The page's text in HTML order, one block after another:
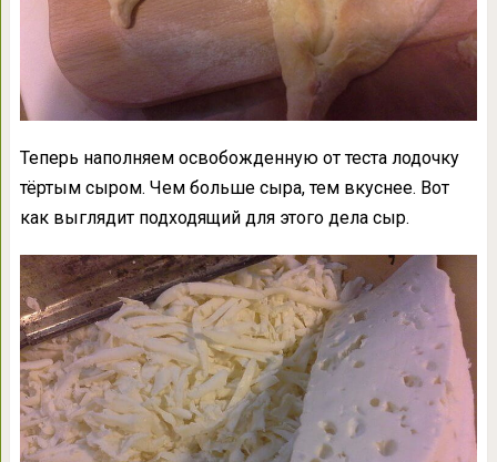
Теперь наполняем освобожденную от теста лодочку
тёртым сыром. Чем больше сыра, тем вкуснее. Вот
как выглядит подходящий для этого дела сыр.